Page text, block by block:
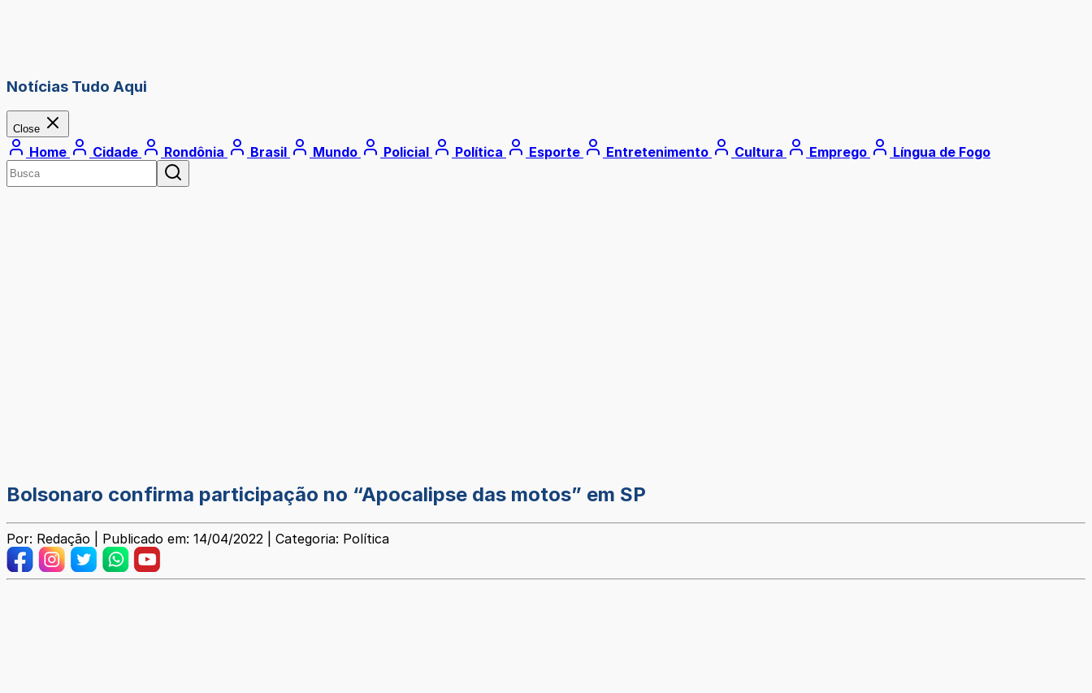
Notícias Tudo Aqui
Close
Home Cidade Rondônia Brasil Mundo Policial Política Esporte Entretenimento Cultura Emprego Língua de Fogo
Bolsonaro confirma participação no “Apocalipse das motos” em SP
Por: Redação | Publicado em: 14/04/2022 | Categoria: Política